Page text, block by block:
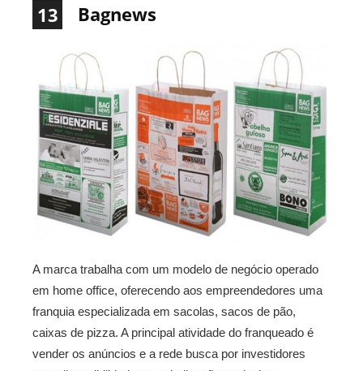
13 Bagnews
A marca trabalha com um modelo de negócio operado
em home office, oferecendo aos empreendedores uma
franquia especializada em sacolas, sacos de pão,
caixas de pizza. A principal atividade do franqueado é
vender os anúncios e a rede busca por investidores